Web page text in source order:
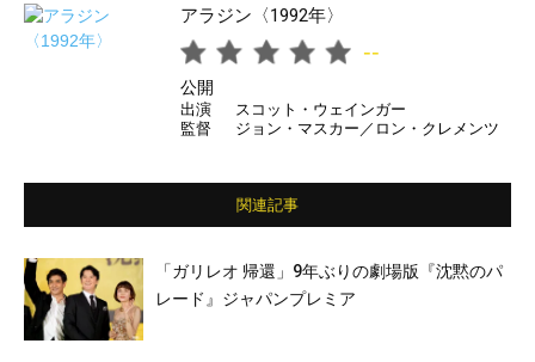
アラジン〈1992年〉
--
公開
出演
スコット・ウェインガー
監督
ジョン・マスカー／ロン・クレメンツ
関連記事
「ガリレオ 帰還」9年ぶりの劇場版『沈黙のパ
レード』ジャパンプレミア